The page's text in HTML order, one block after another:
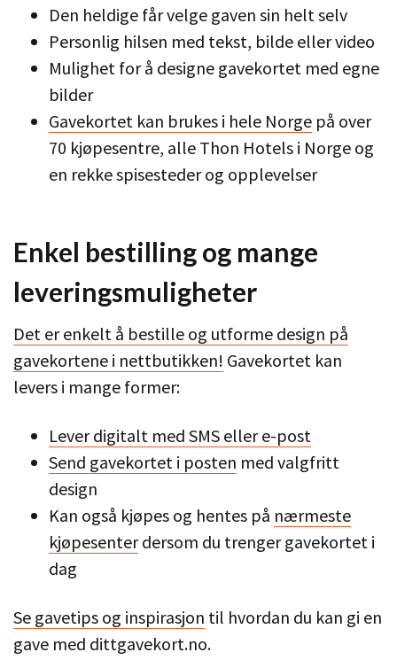
Den heldige får velge gaven sin helt selv
Personlig hilsen med tekst, bilde eller video
Mulighet for å designe gavekortet med egne
bilder
Gavekortet kan brukes i hele Norge på over
70 kjøpesentre, alle Thon Hotels i Norge og
en rekke spisesteder og opplevelser
Enkel bestilling og mange
leveringsmuligheter
Det er enkelt å bestille og utforme design på
gavekortene i nettbutikken! Gavekortet kan
levers i mange former:
Lever digitalt med SMS eller e-post
Send gavekortet i posten med valgfritt
design
Kan også kjøpes og hentes på nærmeste
kjøpesenterdersom du trenger gavekortet i
dag
Se gavetips og inspirasjon til hvordan du kan gi en
gave med dittgavekort.no.